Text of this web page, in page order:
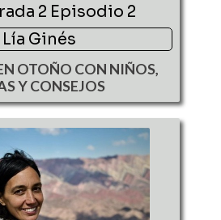
2 Episodio 2
Lía Ginés
OTOÑO CON NIÑOS,
Y CONSEJOS